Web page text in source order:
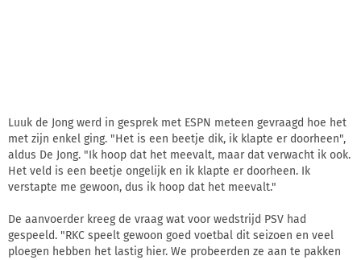
Luuk de Jong werd in gesprek met ESPN meteen gevraagd hoe het
met zijn enkel ging. "Het is een beetje dik, ik klapte er doorheen",
aldus De Jong. "Ik hoop dat het meevalt, maar dat verwacht ik ook.
Het veld is een beetje ongelijk en ik klapte er doorheen. Ik
verstapte me gewoon, dus ik hoop dat het meevalt."
De aanvoerder kreeg de vraag wat voor wedstrijd PSV had
gespeeld. "RKC speelt gewoon goed voetbal dit seizoen en veel
ploegen hebben het lastig hier. We probeerden ze aan te pakken